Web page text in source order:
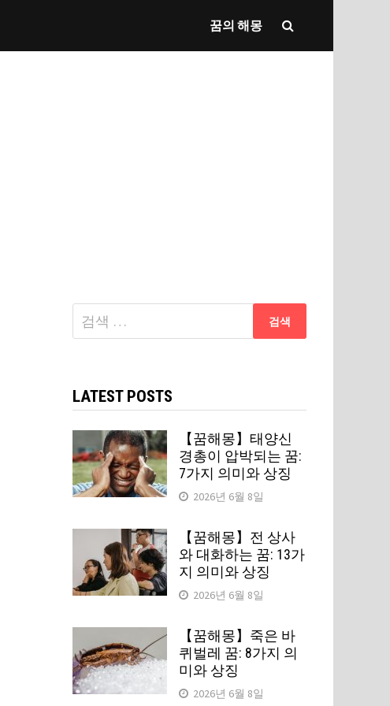
꿈의 해몽
다
음
LATEST POSTS
【꿈해몽】태양신
경총이 압박되는 꿈:
7가지 의미와 상징
2026년 6월 8일
【꿈해몽】전 상사
와 대화하는 꿈: 13가
지 의미와 상징
2026년 6월 8일
【꿈해몽】죽은 바
퀴벌레 꿈: 8가지 의
미와 상징
2026년 6월 8일